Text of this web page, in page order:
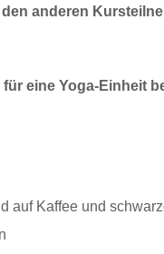
anderen
eine Yoga-Einheit
auf Kaffee und